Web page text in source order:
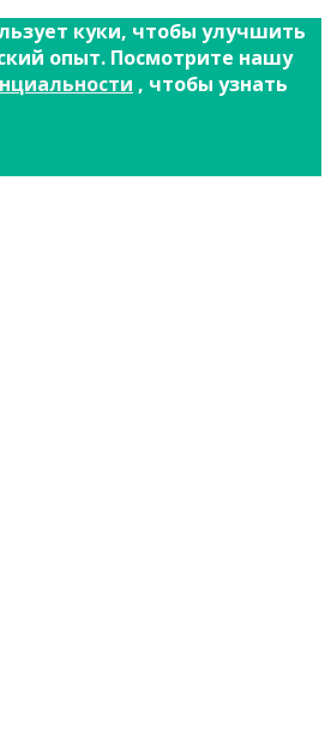
куки, чтобы улучшить
опыт. Посмотрите нашу
, чтобы узнать